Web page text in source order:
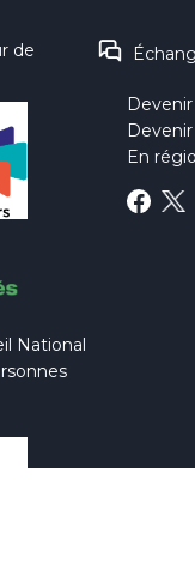
de
National
En